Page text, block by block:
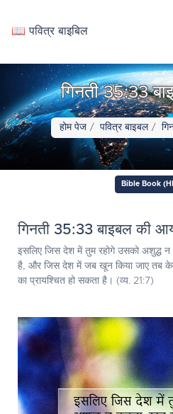
📖 पवित्र बाइबिल
गिनती 35:33
होम पेज पवित्र बाइबल
Bible Book
गिनती 35:33 बाइबल की
इसलिए जिस देश में तुम रहोगे उसको अशुद्ध
है, और जिस देश में जब खून किया जाए तब
का प्रायश्चित हो सकता है। (व्य. 21:7)